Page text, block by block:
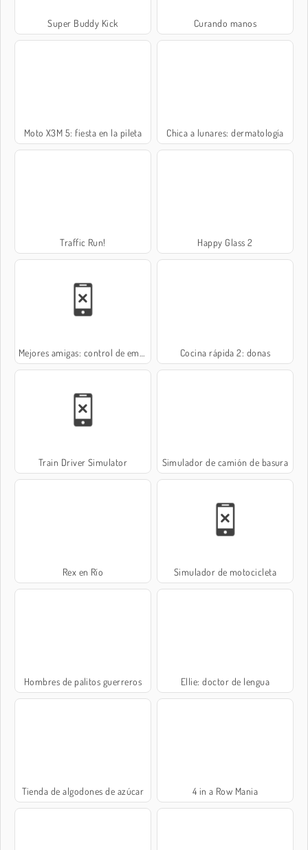
Super Buddy Kick Curando manos
Moto X3M 5: fiesta en la pileta Chica a lunares: dermatología
Traffic Run! Happy Glass 2
Mejores amigas: control de embarazo Cocina rápida 2: donas
Train Driver Simulator Simulador de camión de basura
Rex en Río Simulador de motocicleta
Hombres de palitos guerreros Ellie: doctor de lengua
Tienda de algodones de azúcar 4 in a Row Mania